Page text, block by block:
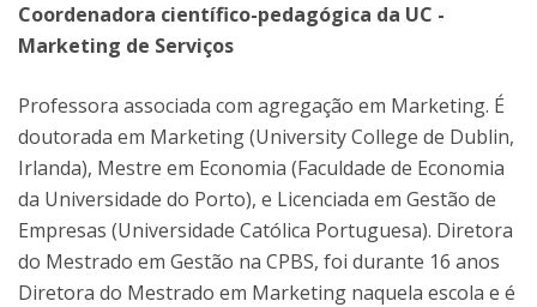
Coordenadora científico-pedagógica da UC -
Marketing de Serviços
Professora associada com agregação em Marketing. É
doutorada em Marketing (University College de Dublin,
Irlanda), Mestre em Economia (Faculdade de Economia
da Universidade do Porto), e Licenciada em Gestão de
Empresas (Universidade Católica Portuguesa). Diretora
do Mestrado em Gestão na CPBS, foi durante 16 anos
Diretora do Mestrado em Marketing naquela escola e é